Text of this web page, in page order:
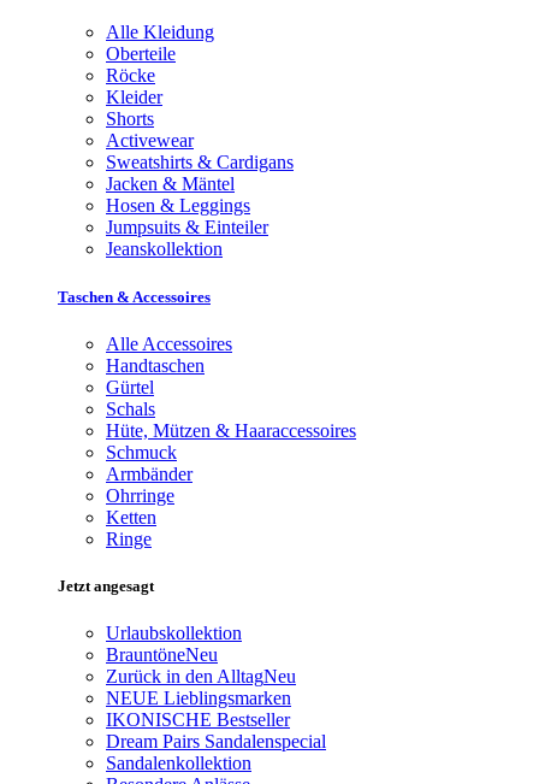
Alle Kleidung
Oberteile
Röcke
Kleider
Shorts
Activewear
Sweatshirts & Cardigans
Jacken & Mäntel
Hosen & Leggings
Jumpsuits & Einteiler
Jeanskollektion
Taschen & Accessoires
Alle Accessoires
Handtaschen
Gürtel
Schals
Hüte, Mützen & Haaraccessoires
Schmuck
Armbänder
Ohrringe
Ketten
Ringe
Jetzt angesagt
Urlaubskollektion
BrauntöneNeu
Zurück in den AlltagNeu
NEUE Lieblingsmarken
IKONISCHE Bestseller
Dream Pairs Sandalenspecial
Sandalenkollektion